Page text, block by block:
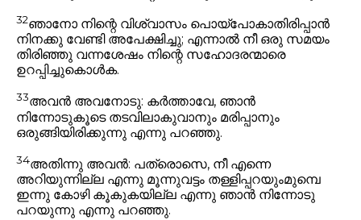
32ഞാനോ നിന്റെ വിശ്വാസം പൊയ്പോകാതിരിപ്പാൻ
നിനക്കു വേണ്ടി അപേക്ഷിച്ചു; എന്നാൽ നീ ഒരു സമയം
തിരിഞ്ഞു വന്നശേഷം നിന്റെ സഹോദരന്മാരെ
ഉറപ്പിച്ചുകൊൾക.
33അവൻ അവനോടു: കർത്താവേ, ഞാൻ
നിന്നോടുകൂടെ തടവിലാകുവാനും മരിപ്പാനും
ഒരുങ്ങിയിരിക്കുന്നു എന്നു പറഞ്ഞു.
34അതിന്നു അവൻ: പത്രൊസെ, നീ എന്നെ
അറിയുന്നില്ല എന്നു മൂന്നുവട്ടം തള്ളിപ്പറയുംമുമ്പെ
ഇന്നു കോഴി കൂകുകയില്ല എന്നു ഞാൻ നിന്നോടു
പറയുന്നു എന്നു പറഞ്ഞു.